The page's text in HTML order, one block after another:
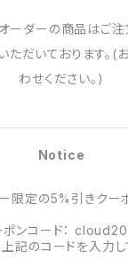
ーダーの商品はご注
だいております。(
わせください。)
Notice
ー限定の5%引きクー
ポンコード：
記のコードを入力し